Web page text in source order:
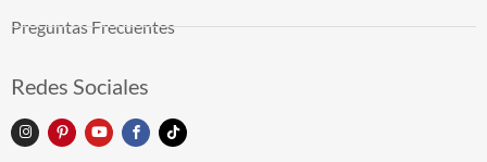
Preguntas Frecuentes
Redes Sociales